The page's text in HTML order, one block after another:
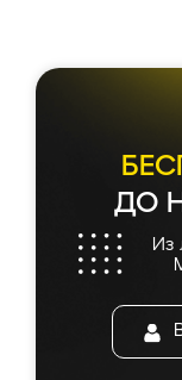
мебель
каких-либо
довольна,
ДО
Из